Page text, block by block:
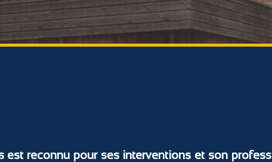
est reconnu pour ses interventions et son